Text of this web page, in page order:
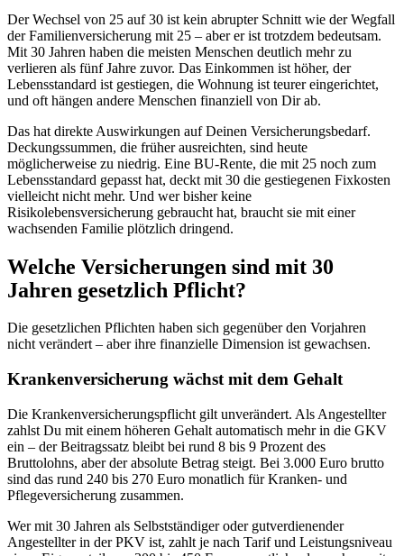
Der Wechsel von 25 auf 30 ist kein abrupter Schnitt wie der Wegfall
der Familienversicherung mit 25 – aber er ist trotzdem bedeutsam.
Mit 30 Jahren haben die meisten Menschen deutlich mehr zu
verlieren als fünf Jahre zuvor. Das Einkommen ist höher, der
Lebensstandard ist gestiegen, die Wohnung ist teurer eingerichtet,
und oft hängen andere Menschen finanziell von Dir ab.
Das hat direkte Auswirkungen auf Deinen Versicherungsbedarf.
Deckungssummen, die früher ausreichten, sind heute
möglicherweise zu niedrig. Eine BU-Rente, die mit 25 noch zum
Lebensstandard gepasst hat, deckt mit 30 die gestiegenen Fixkosten
vielleicht nicht mehr. Und wer bisher keine
Risikolebensversicherung gebraucht hat, braucht sie mit einer
wachsenden Familie plötzlich dringend.
Welche Versicherungen sind mit 30
Jahren gesetzlich Pflicht?
Die gesetzlichen Pflichten haben sich gegenüber den Vorjahren
nicht verändert – aber ihre finanzielle Dimension ist gewachsen.
Krankenversicherung wächst mit dem Gehalt
Die Krankenversicherungspflicht gilt unverändert. Als Angestellter
zahlst Du mit einem höheren Gehalt automatisch mehr in die GKV
ein – der Beitragssatz bleibt bei rund 8 bis 9 Prozent des
Bruttolohns, aber der absolute Betrag steigt. Bei 3.000 Euro brutto
sind das rund 240 bis 270 Euro monatlich für Kranken- und
Pflegeversicherung zusammen.
Wer mit 30 Jahren als Selbstständiger oder gutverdienender
Angestellter in der PKV ist, zahlt je nach Tarif und Leistungsniveau